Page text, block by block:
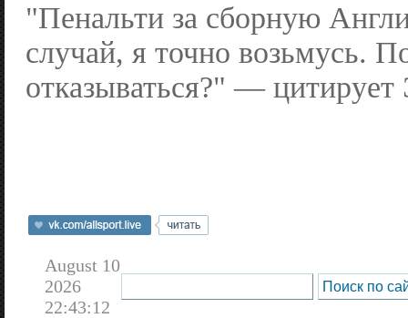
"Пенальти за сборную
случай, я точно возьмусь.
отказываться?" —
August 10
2026
22:43:12